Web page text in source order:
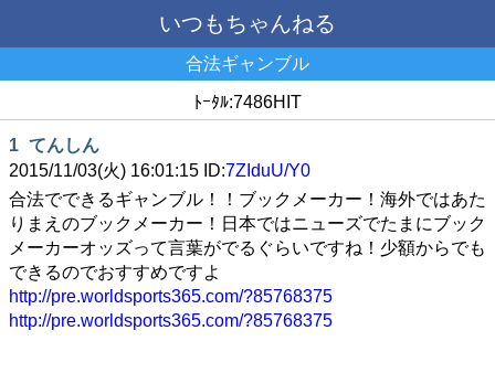
いつもちゃんねる
合法ギャンブル
ﾄｰﾀﾙ:7486HIT
1 てんしん
2015/11/03(火) 16:01:15 ID:7ZIduU/Y0
合法でできるギャンブル！！ブックメーカー！海外ではあた
りまえのブックメーカー！日本ではニューズでたまにブック
メーカーオッズって言葉がでるぐらいですね！少額からでも
できるのでおすすめですよ
http://pre.worldsports365.com/?85768375
http://pre.worldsports365.com/?85768375